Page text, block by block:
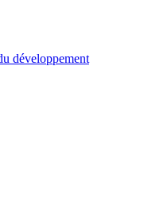
développement